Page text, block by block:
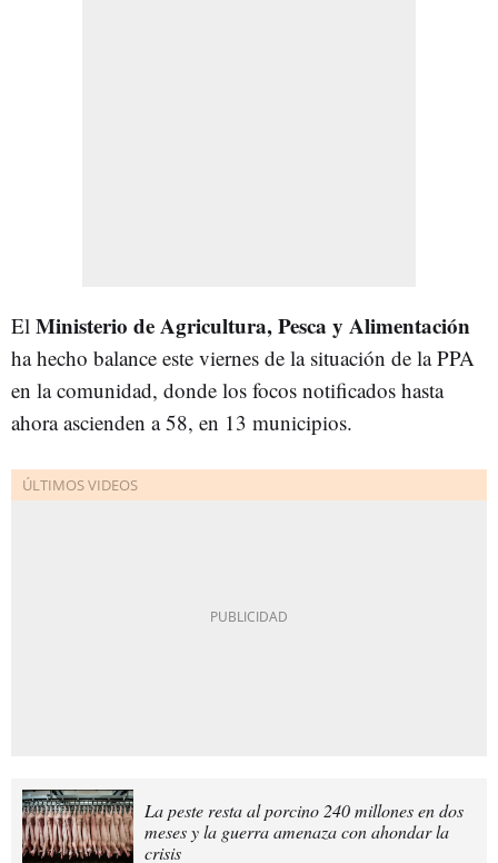
El Ministerio de Agricultura, Pesca y Alimentación
ha hecho balance este viernes de la situación de la PPA
en la comunidad, donde los focos notificados hasta
ahora ascienden a 58, en 13 municipios.
La peste resta al porcino 240 millones en dos
meses y la guerra amenaza con ahondar la
crisis